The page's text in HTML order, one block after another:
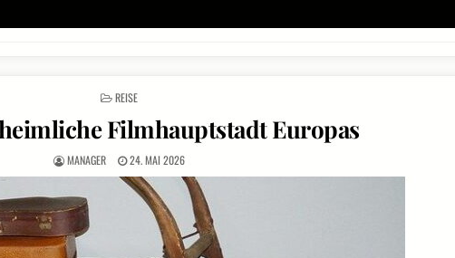
POSTED
REISE
Filmhauptstadt Europas
MANAGER 24. MAI 2026